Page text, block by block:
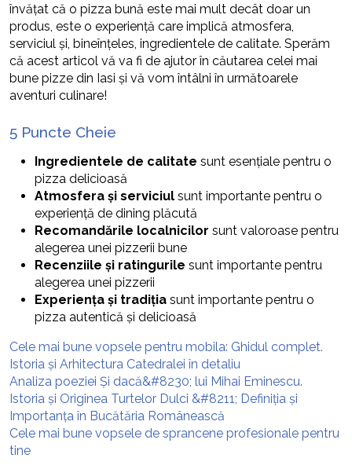
învățat că o pizza bună este mai mult decât doar un
produs, este o experiență care implică atmosfera,
serviciul și, bineînțeles, ingredientele de calitate. Sperăm
că acest articol vă va fi de ajutor în căutarea celei mai
bune pizze din Iasi și vă vom întâlni în următoarele
aventuri culinare!
5 Puncte Cheie
Ingredientele de calitate sunt esențiale pentru o
pizza delicioasă
Atmosfera și serviciul sunt importante pentru o
experiență de dining plăcută
Recomandările localnicilor sunt valoroase pentru
alegerea unei pizzerii bune
Recenziile și ratingurile sunt importante pentru
alegerea unei pizzerii
Experiența și tradiția sunt importante pentru o
pizza autentică și delicioasă
Cele mai bune vopsele pentru mobila: Ghidul complet.
Istoria și Arhitectura Catedralei în detaliu
Analiza poeziei Și dacă&#8230; lui Mihai Eminescu.
Istoria și Originea Turtelor Dulci &#8211; Definiția și
Importanța în Bucătăria Românească
Cele mai bune vopsele de sprancene profesionale pentru
tine